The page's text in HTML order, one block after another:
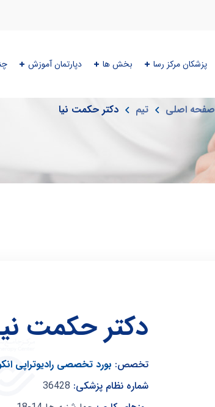
پزشکان مرکز رسا بخش ها دپارتمان آموزش پزشک
صفحه اصلی تیم دکتر حکمت نیا
دکتر حکمت
تخصص: بورد تخصصی رادیوتراپی
شماره نظام پزشکی: 36428